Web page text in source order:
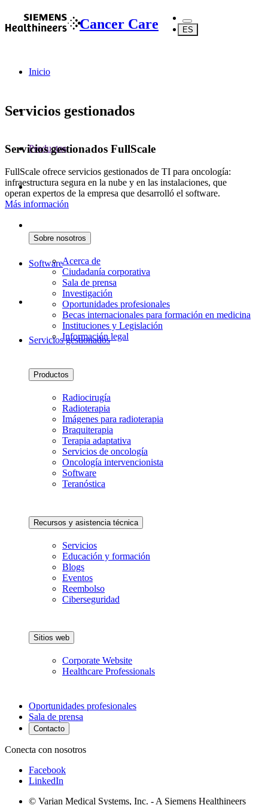
Cancer Care ES
Inicio
Productos
Software
Servicios gestionados
Servicios gestionados
Servicios gestionados FullScale
FullScale ofrece servicios gestionados de TI para oncología:
infraestructura segura en la nube y en las instalaciones, que
operan expertos de la empresa que desarrolló el software.
Más información
Sobre nosotros
Acerca de
Ciudadanía corporativa
Sala de prensa
Investigación
Oportunidades profesionales
Becas internacionales para formación en medicina
Instituciones y Legislación
Información legal
Productos
Radiocirugía
Radioterapia
Imágenes para radioterapia
Braquiterapia
Terapia adaptativa
Servicios de oncología
Oncología intervencionista
Software
Teranóstica
Recursos y asistencia técnica
Servicios
Educación y formación
Blogs
Eventos
Reembolso
Ciberseguridad
Sitios web
Corporate Website
Healthcare Professionals
Oportunidades profesionales
Sala de prensa
Contacto
Conecta con nosotros
Facebook
LinkedIn
© Varian Medical Systems, Inc. - A Siemens Healthineers